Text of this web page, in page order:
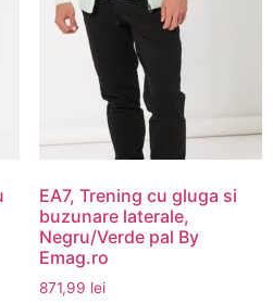
EA7, Trening cu gluga si
buzunare laterale,
Negru/Verde pal By
Emag.ro
871,99 lei